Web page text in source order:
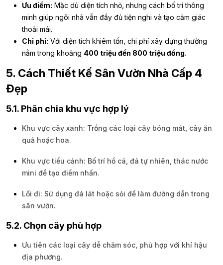
Ưu điểm: Mặc dù diện tích nhỏ, nhưng cách bố trí thông
minh giúp ngôi nhà vẫn đầy đủ tiện nghi và tạo cảm giác
thoải mái.
Chi phí: Với diện tích khiêm tốn, chi phí xây dựng thường
nằm trong khoảng 400 triệu đến 800 triệu đồng.
5. Cách Thiết Kế Sân Vườn Nhà Cấp 4
Đẹp
5.1. Phân chia khu vực hợp lý
Khu vực cây xanh: Trồng các loại cây bóng mát, cây ăn
quả hoặc hoa.
Khu vực tiểu cảnh: Bố trí hồ cá, đá tự nhiên, thác nước
mini để tạo điểm nhấn.
Lối đi: Sử dụng đá lát hoặc sỏi để làm đường dẫn trong
sân vườn.
5.2. Chọn cây phù hợp
Ưu tiên các loại cây dễ chăm sóc, phù hợp với khí hậu
địa phương.